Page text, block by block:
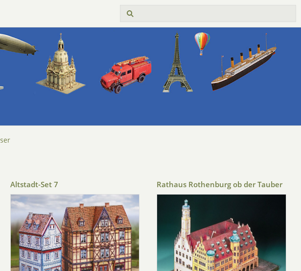
Altstadt-Set 7 Rathaus Rothenburg ob der Tauber